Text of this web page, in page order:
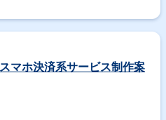
マホ決済系サービス制作案